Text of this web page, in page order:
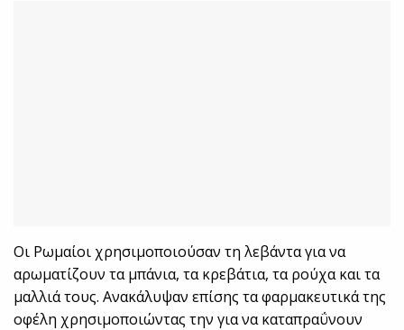
Οι Ρωμαίοι χρησιμοποιούσαν τη λεβάντα για να
αρωματίζουν τα μπάνια, τα κρεβάτια, τα ρούχα και τα
μαλλιά τους. Ανακάλυψαν επίσης τα φαρμακευτικά της
οφέλη χρησιμοποιώντας την για να καταπραΰνουν